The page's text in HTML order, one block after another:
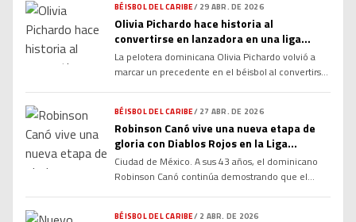
Internacional de Controles. El caso provocó
impacto en el béisbol internacional por tratarse de
una figura reconocida y por ocurrir en uno de los
torneos más […]
BÉISBOL DEL CARIBE/ 29 ABR. DE 2026
Olivia Pichardo hace historia al
convertirse en lanzadora en una liga
masculina en República Dominicana
La pelotera dominicana Olivia Pichardo volvió a
marcar un precedente en el béisbol al convertirse
histórico a una trayectoria que ya la ha colocado
como referente del deporte femenino en la
región. Pichardo, reconocida por ser la primera
mujer en formar parte […]
BÉISBOL DEL CARIBE/ 27 ABR. DE 2026
Robinson Canó vive una nueva etapa de
gloria con Diablos Rojos en la Liga
Mexicana
Ciudad de México. A sus 43 años, el dominicano
Robinson Canó continúa demostrando que el
BÉISBOL DEL CARIBE/ 2 ABR. DE 2026